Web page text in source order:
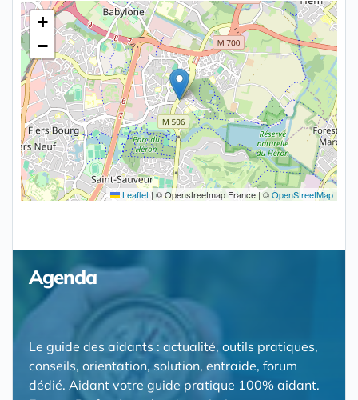
+
−
Leaflet| © Openstreetmap France | ©OpenStreetMap
Agenda
Le guide des aidants : actualité, outils pratiques,
conseils, orientation, solution, entraide, forum
dédié. Aidant votre guide pratique 100% aidant.